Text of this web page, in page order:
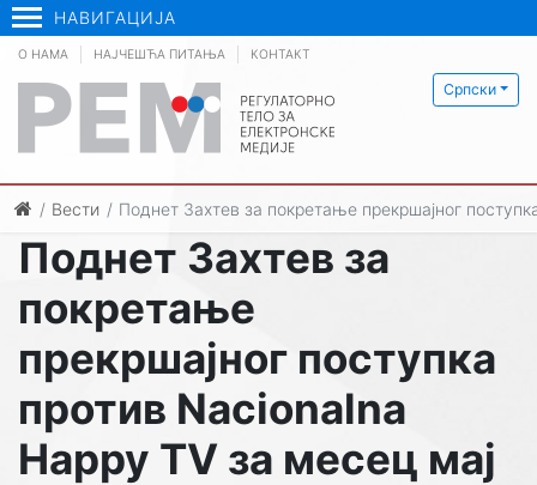
НАВИГАЦИЈА
Српски
О НАМА НАЈЧЕШЋА ПИТАЊА КОНТАКТ
Вести Поднет Захтев за покретање прекршајног
Поднет Захтев за
покретање
прекршајног поступка
против Nacionalna
Happy TV за месец мај